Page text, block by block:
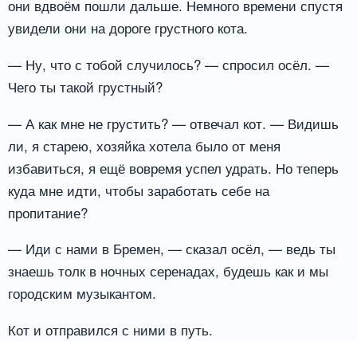
они вдвоём пошли дальше. Немного времени спустя
увидели они на дороге грустного кота.
— Ну, что с тобой случилось? — спросил осёл. —
Чего ты такой грустный?
— А как мне не грустить? — отвечал кот. — Видишь
ли, я старею, хозяйка хотела было от меня
избавиться, я ещё вовремя успел удрать. Но теперь
куда мне идти, чтобы заработать себе на
пропитание?
— Иди с нами в Бремен, — сказал осёл, — ведь ты
знаешь толк в ночных серенадах, будешь как и мы
городским музыкантом.
Кот и отправился с ними в путь.